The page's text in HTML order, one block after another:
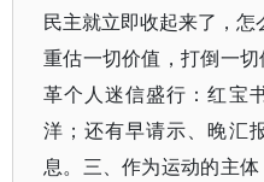
民主就立即收起来了，怎
重估一切价值，打倒一
革个人迷信盛行：红宝
洋；还有早请示、晚汇
息。三、作为运动的主